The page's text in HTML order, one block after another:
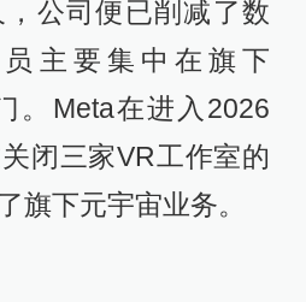
公司便已削减了数
主要集中在旗下
。Meta在进入2026
闭三家VR工作室的
旗下元宇宙业务。